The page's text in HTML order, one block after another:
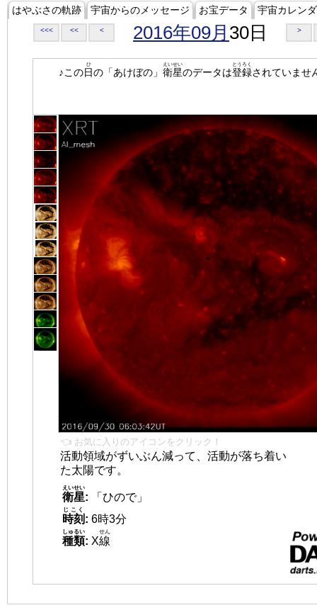
はやぶさの軌跡 宇宙からのメッセージ お宝データ 宇宙カレン
<<< << < 2016年09月 30日 >
♪この日
ひ
の「あけぼの」 衛星
えいせい
のデータは登録
とうろく
されていませ
👈 お気に入りのアイコンをクリック！
活動領域がずいぶん減って、活動が落ち着い
た太陽です。
衛星
えいせい
:
「ひので」
時刻
じこく
: 6時3分
種類
しゅるい
: X線
せん